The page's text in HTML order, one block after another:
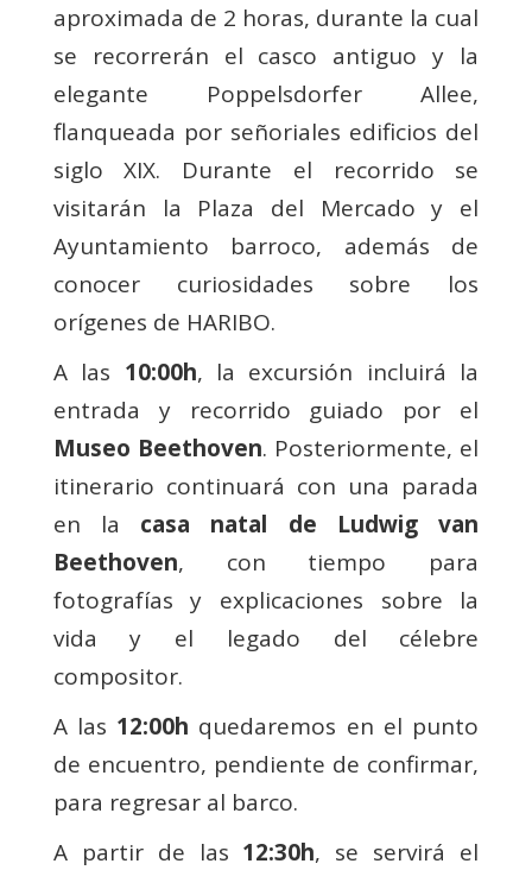
aproximada de 2 horas, durante la cual
se recorrerán el casco antiguo y la
elegante Poppelsdorfer Allee,
flanqueada por señoriales edificios del
siglo XIX. Durante el recorrido se
visitarán la Plaza del Mercado y el
Ayuntamiento barroco, además de
conocer curiosidades sobre los
orígenes de HARIBO.
A las 10:00h, la excursión incluirá la
entrada y recorrido guiado por el
Museo Beethoven. Posteriormente, el
itinerario continuará con una parada
en la casa natal de Ludwig van
Beethoven, con tiempo para
fotografías y explicaciones sobre la
vida y el legado del célebre
compositor.
A las 12:00h quedaremos en el punto
de encuentro, pendiente de confirmar,
para regresar al barco.
A partir de las 12:30h, se servirá el